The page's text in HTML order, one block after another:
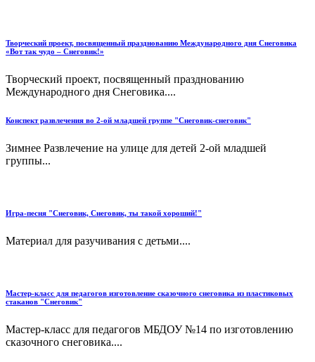
Творческий проект, посвященный празднованию Международного дня Снеговика
«Вот так чудо – Снеговик!»
Творческий проект, посвященный празднованию
Международного дня Снеговика....
Конспект развлечения во 2-ой младшей группе "Снеговик-снеговик"
Зимнее Развлечение на улице для детей 2-ой младшей
группы...
Игра-песня "Снеговик, Снеговик, ты такой хороший!"
Материал для разучивания с детьми....
Мастер-класс для педагогов изготовление сказочного снеговика из пластиковых
стаканов "Снеговик"
Мастер-класс для педагогов МБДОУ №14 по изготовлению
сказочного снеговика....